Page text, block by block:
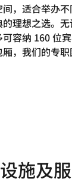
，适合举办
理想之选。
容纳 160 位宾
，我们的专
施及